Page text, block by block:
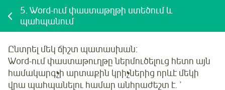
5. Word-ում փաստաթղթի ստեծում և
պահպանում
Ընտրել մեկ ճիշտ պատասխան:
Word-ում փաստաթուղթը ներմուծելուց հետո այն
համակարգչի արտաքին կրիչներից որևէ մեկի
վրա պահպանելու համար անհրաժեշտ է. ՚